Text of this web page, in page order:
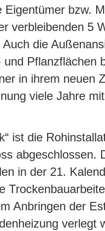
Eigentümer bzw.
verbleibenden 5
die
Pflanzflächen
in ihrem neuen
viele Jahre
ist die
abgeschlossen.
in der 21.
Anbringen der
verlegt